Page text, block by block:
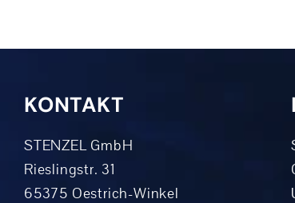
KONTAKT
STENZEL GmbH
Rieslingstr. 31
65375 Oestrich-Winkel